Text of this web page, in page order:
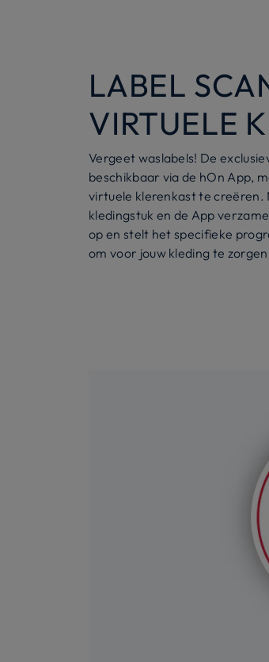
LABEL
VIRTUELE
Vergeet waslabels! De
beschikbaar via de hOn App,
virtuele klerenkast te creëren.
kledingstuk en de App
op en stelt het specifieke
om voor jouw kleding te